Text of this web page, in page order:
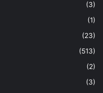
(3)
(1)
(23)
(513)
(2)
(3)